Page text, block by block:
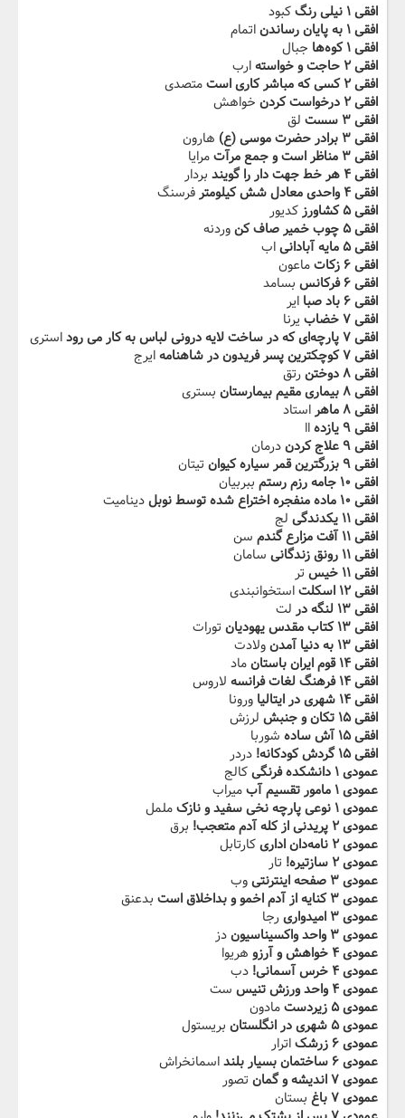
افقی ۱ نیلی رنگ
کبود
افقی ۱ به پایان رساندن
اتمام
افقی ۱ کوه‌ها
جبال
افقی ۲ حاجت و خواسته
ارب
افقی ۲ کسی که مباشر کاری است
متصدی
افقی ۲ درخواست کردن
خواهش
افقی ۳ سست
لق
افقی ۳ برادر‬‫ حضرت موسی (ع)
هارون
افقی ۳ مناظر است و جمع مرآت
مرایا
افقی ۴ هر خط جهت دار را گویند
بردار
افقی ۴ واحدی معادل شش کیلومتر
فرسنگ
افقی ۵ کشاورز
کدیور
افقی ۵ چوب‬‫ خمیر صاف کن
وردنه
افقی ۵ مایه آبادانی
اب
افقی ۶ زکات
ماعون
افقی ۶ فرکانس
بسامد
افقی ۶ باد صبا
ایر
افقی ۷ خضاب
یرنا
افقی ۷ پارچه‌ای که در ساخت لایه درونی لباس به کار می رود
استری
افقی ۷ ‬‫کوچکترین پسر فریدون در شاهنامه
ایرج
افقی ۸ دوختن
رتق
افقی ۸ بیماری مقیم بیمارستان
بستری
افقی ۸ ماهر
استاد
افقی ۹ یازده
اا
افقی ۹ علاج کردن
درمان
افقی ۹ بزرگترین قمر سیاره‬‫ کیوان
تیتان
افقی ۱۰ جامه رزم رستم
ببربیان
افقی ۱۰ ماده منفجره اختراع شده توسط نوبل
دینامیت
افقی ۱۱ یکدندگی
لج
افقی ۱۱ آفت مزارع گندم
سن
افقی ۱۱ رونق زندگانی
سامان
افقی ۱۱ خیس‬‫
تر
افقی ۱۲ اسکلت
استخوانبندی
افقی ۱۳ لنگه در
لت
افقی ۱۳ کتاب مقدس یهودیان
تورات
افقی ۱۳ به دنیا آمدن
ولادت
افقی ۱۴ قوم ایران باستان
ماد
افقی ۱۴ فرهنگ لغات فرانسه
لاروس
افقی ۱۴ شهری در ایتالیا‬‫
ورونا
افقی ۱۵ تکان و جنبش
لرزش
افقی ۱۵ آش ساده
شوربا
افقی ۱۵ گردش کودکانه!‬
دردر
عمودی ۱ دانشکده فرنگی
کالج
عمودی ۱ مامور تقسیم آب
میراب
عمودی ۱ نوعی‌ پارچه‌ نخی‌ سفید و نازک
ململ
عمودی ۲ پریدنی از کله آدم متعجب!
برق
عمودی ۲ نامه‌دان اداری
کارتابل
عمودی ۲ ساز‬‫تیره!
تار
عمودی ۳ صفحه اینترنتی
وب
عمودی ۳ کنایه از آدم اخمو و بداخلاق است
بدعنق
عمودی ۳ امیدواری
رجا
عمودی ۳ واحد واکسیناسیون
دز
عمودی ۴ خواهش و آرزو
هریوا
عمودی ۴ خرس‬‫ آسمانی!
دب
عمودی ۴ واحد ورزش تنیس
ست
عمودی ۵ زیردست
مادون
عمودی ۵ شهری در انگلستان
بریستول
عمودی ۶ زرشک
اترار
عمودی ۶ ساختمان بسیار بلند
اسمانخراش
عمودی ۷ اندیشه و گمان
تصور
عمودی ۷ باغ
بستان